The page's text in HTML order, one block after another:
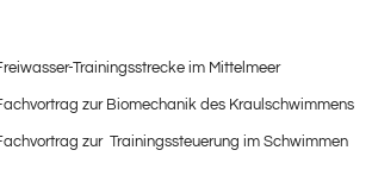
Trainingsstrecke im Mittelmeer
zur Biomechanik des Kraulschwimmens
zur Trainingssteuerung im Schwimmen